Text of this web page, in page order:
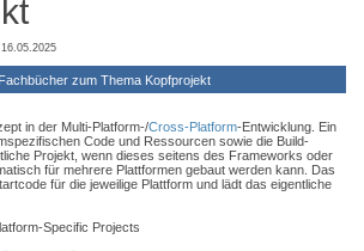
Fachbücher zum Thema Kopfprojekt
in der Multi-Platform-/Cross-Platform-Entwicklung. Ein
Code und Ressourcen sowie die Build-
Projekt, wenn dieses seitens des Frameworks oder
für mehrere Plattformen gebaut werden kann. Das
für die jeweilige Plattform und lädt das eigentliche
Specific Projects